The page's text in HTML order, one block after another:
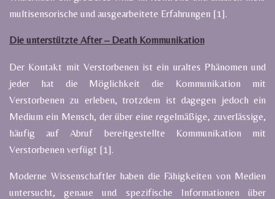
multisensorische und ausgearbeitete Erfahrungen [1].
Die unterstützte After – Death Kommunikation
Der Kontakt mit Verstorbenen ist ein uraltes Phänomen und
jeder hat die Möglichkeit die Kommunikation mit
Verstorbenen zu erleben, trotzdem ist dagegen jedoch ein
Medium ein Mensch, der über eine regelmäßige, zuverlässige,
häufig auf Abruf bereitgestellte Kommunikation mit
Verstorbenen verfügt [1].
Moderne Wissenschaftler haben die Fähigkeiten von Medien
untersucht, genaue und spezifische Informationen über